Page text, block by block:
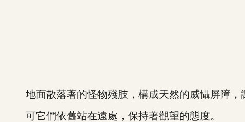
地面散落著的怪物殘肢，構成天然的威懾屏障，
可它們依舊站在遠處，保持著觀望的態度。